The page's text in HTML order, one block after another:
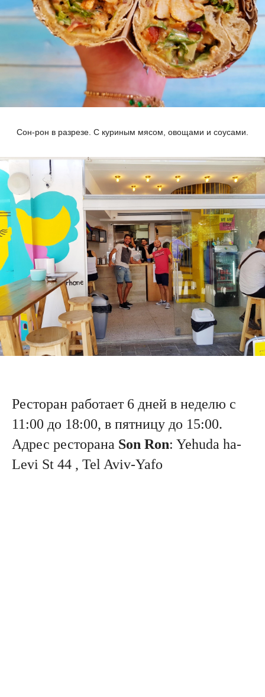
Сон-рон в разрезе. С куриным мясом, овощами и соусами.
Ресторан работает 6 дней в неделю с
11:00 до 18:00, в пятницу до 15:00.
Адрес ресторана Son Ron: Yehuda ha-
Levi St 44 , Tel Aviv-Yafo